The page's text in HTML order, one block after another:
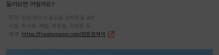
둘러보면 어떨까요?
-위치: 전남 여수시 돌산읍 상하동길 268
-시설: 취사장, 매점, 화장실, 샤워장 등.
-예약: https://thestarcamp.com/캠핑장예약